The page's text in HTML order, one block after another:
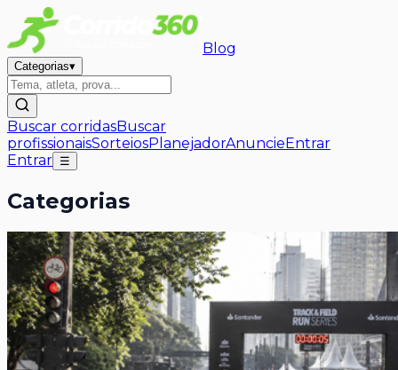
Blog
Categorias▾
Buscar corridasBuscar
profissionaisSorteiosPlanejadorAnuncieEntrar
Entrar ☰
Categorias